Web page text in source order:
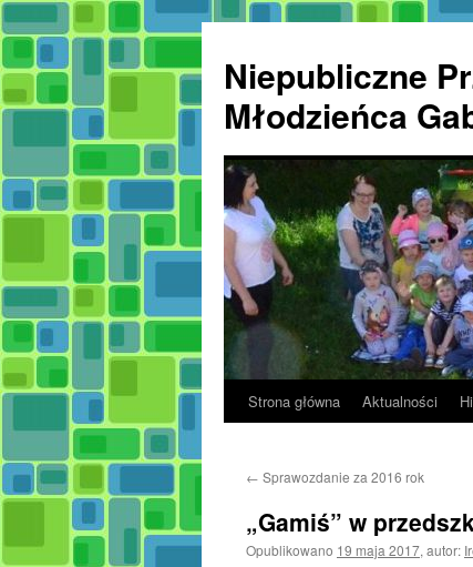
treści
Niepubliczne
Młodzieńca
Strona główna Aktualności
← Sprawozdanie za 2016 rok
„Gamiś” w
Opublikowano 19 maja 2017, autor: